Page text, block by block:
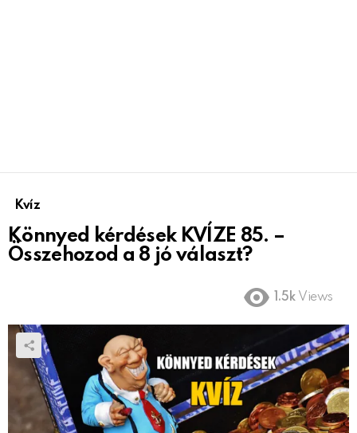
Kvíz
Könnyed kérdések KVÍZE 85. –
Összehozod a 8 jó választ?
1.5k Views